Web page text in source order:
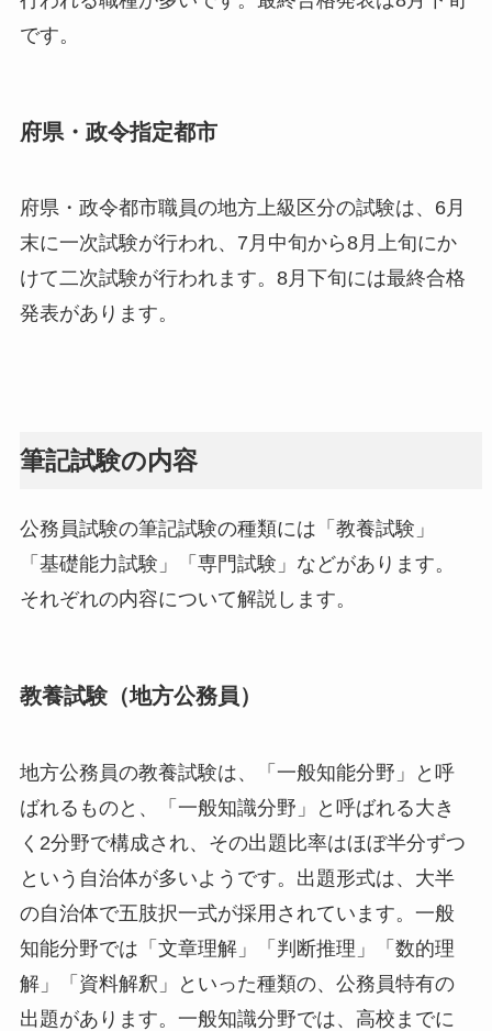
です。
府県・政令指定都市
府県・政令都市職員の地方上級区分の試験は、6月
末に一次試験が行われ、7月中旬から8月上旬にか
けて二次試験が行われます。8月下旬には最終合格
発表があります。
筆記試験の内容
公務員試験の筆記試験の種類には「教養試験」
「基礎能力試験」「専門試験」などがあります。
それぞれの内容について解説します。
教養試験（地方公務員）
地方公務員の教養試験は、「一般知能分野」と呼
ばれるものと、「一般知識分野」と呼ばれる大き
く2分野で構成され、その出題比率はほぼ半分ずつ
という自治体が多いようです。出題形式は、大半
の自治体で五肢択一式が採用されています。一般
知能分野では「文章理解」「判断推理」「数的理
解」「資料解釈」といった種類の、公務員特有の
出題があります。一般知識分野では、高校までに